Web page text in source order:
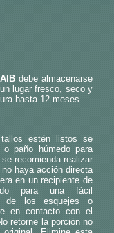
debe almacenarse
lugar fresco, seco y
hasta 12 meses.
estén listos se
o paño húmedo para
recomienda realizar
haya acción directa
en un recipiente de
para una fácil
de los esquejes o
en contacto con el
retorne la porción no